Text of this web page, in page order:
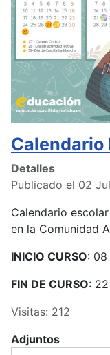
Calendario
Detalles
Publicado el 02
Calendario
en la Comunidad
INICIO CURSO:
FIN DE CURSO:
Visitas: 212
Adjuntos